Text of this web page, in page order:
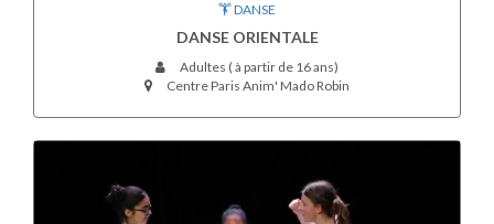
DANSE
DANSE ORIENTALE
Adultes ( à partir de 16 ans)
Centre Paris Anim' Mado Robin